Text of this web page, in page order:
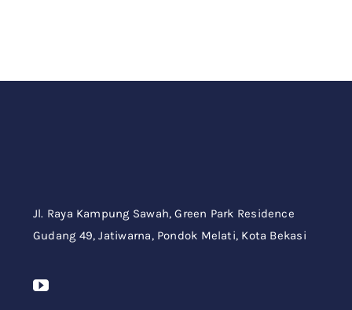
Jl. Raya Kampung Sawah,Green Park Residence
Gudang 49,Jatiwarna, Pondok Melati, Kota Bekasi